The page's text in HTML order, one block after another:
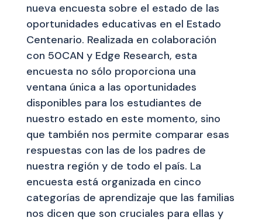
nueva encuesta sobre el estado de las
oportunidades educativas en el Estado
Centenario. Realizada en colaboración
con 50CAN y Edge Research, esta
encuesta no sólo proporciona una
ventana única a las oportunidades
disponibles para los estudiantes de
nuestro estado en este momento, sino
que también nos permite comparar esas
respuestas con las de los padres de
nuestra región y de todo el país. La
encuesta está organizada en cinco
categorías de aprendizaje que las familias
nos dicen que son cruciales para ellas y